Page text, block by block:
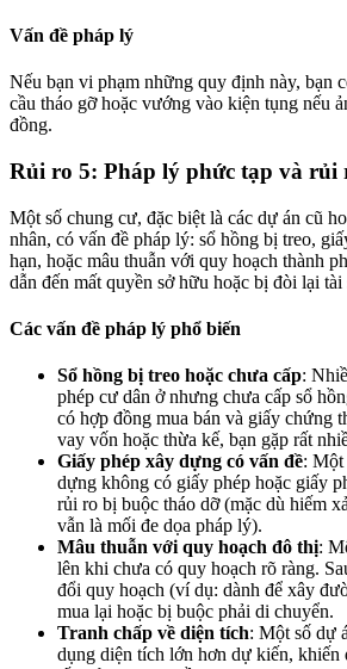
Vấn đề pháp lý
Nếu bạn vi phạm những quy định này, bạn
cầu tháo gỡ hoặc vướng vào kiện tụng nếu
đồng.
Rủi ro 5: Pháp lý phức tạp và rủi
Một số chung cư, đặc biệt là các dự án cũ
nhân, có vấn đề pháp lý: sổ hồng bị treo,
hạn, hoặc mâu thuẫn với quy hoạch thành
dẫn đến mất quyền sở hữu hoặc bị đòi lại tài
Các vấn đề pháp lý phổ biến
Sổ hồng bị treo hoặc chưa cấp:
phép cư dân ở nhưng chưa cấp sổ
có hợp đồng mua bán và giấy chứng
vay vốn hoặc thừa kế, bạn gặp rất
Giấy phép xây dựng có vấn đề: Một
dựng không có giấy phép hoặc giấy
rủi ro bị buộc tháo dỡ (mặc dù hiếm
vẫn là mối đe dọa pháp lý).
Mâu thuẫn với quy hoạch đô thị:
lên khi chưa có quy hoạch rõ ràng.
đổi quy hoạch (ví dụ: dành để xây
mua lại hoặc bị buộc phải di chuyển.
Tranh chấp về diện tích: Một số dự
dụng diện tích lớn hơn dự kiến, khiến